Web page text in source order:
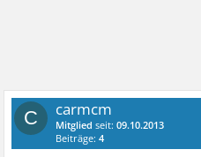
C carmcm
Mitglied seit:09.10.2013
Beiträge:4